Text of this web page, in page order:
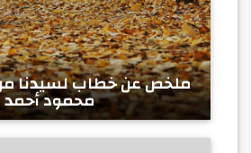
ملخص عن خطاب لسيدنا
محمود أحمد